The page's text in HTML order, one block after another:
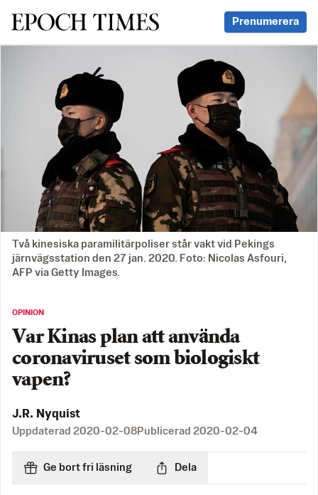
Svenska Epoch Times Prenumerera
Två kinesiska paramilitärpoliser står vakt vid Pekings
järnvägsstation den 27 jan. 2020. Foto: Nicolas Asfouri,
AFP via Getty Images.
OPINION
Var Kinas plan att använda
coronaviruset som biologiskt
vapen?
J.R. Nyquist
Uppdaterad 2020-02-08 Publicerad 2020-02-04
Ge bort fri läsning Dela